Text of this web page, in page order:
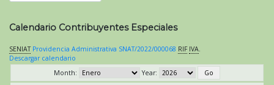
Calendario Contribuyentes Especiales
SENIAT Providencia Administrativa SNAT/2022/000068 RIF IVA.
Descargar calendario
Month:
Year: